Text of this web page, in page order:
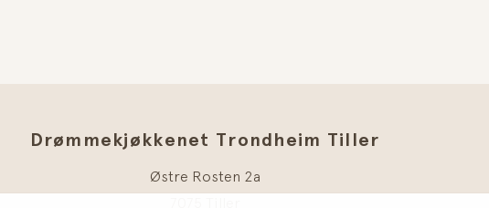
Drømmekjøkkenet Trondheim Tiller
Østre Rosten 2a